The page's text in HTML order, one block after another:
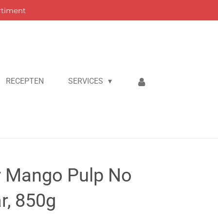
RECEPTEN SERVICES
Pulp No
850g